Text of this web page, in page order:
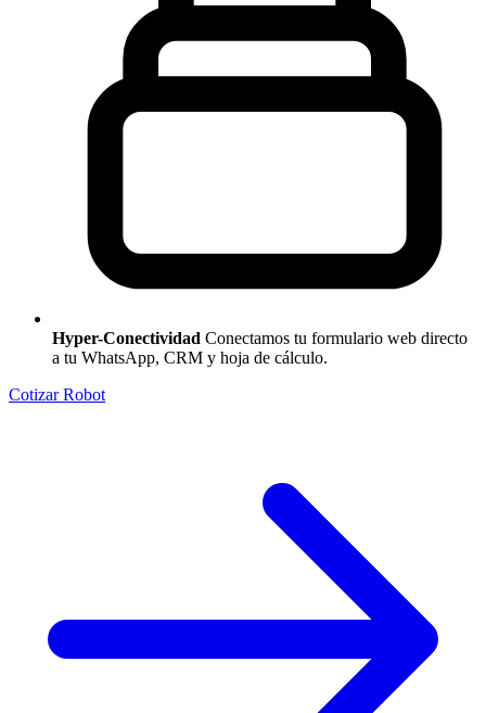
Hyper-Conectividad Conectamos tu formulario web directo
a tu WhatsApp, CRM y hoja de cálculo.
Cotizar Robot